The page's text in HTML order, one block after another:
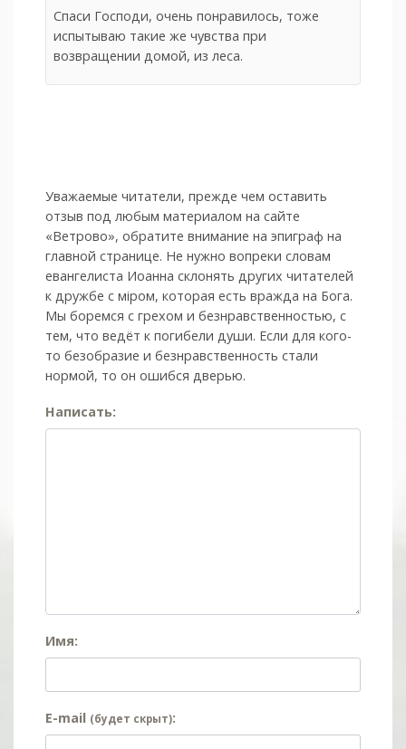
Спаси Господи, очень понравилось, тоже
испытываю такие же чувства при
возвращении домой, из леса.
Уважаемые читатели, прежде чем оставить
отзыв под любым материалом на сайте
«Ветрово», обратите внимание на эпиграф на
главной странице. Не нужно вопреки словам
евангелиста Иоанна склонять других читателей
к дружбе с мiром, которая есть вражда на Бога.
Мы боремся с грехом и без­нрав­ствен­ностью, с
тем, что ведёт к погибели души. Если для кого-
то безобразие и безнравственность стали
нормой, то он ошибся дверью.
Написать:
Имя:
E-mail (будет скрыт):